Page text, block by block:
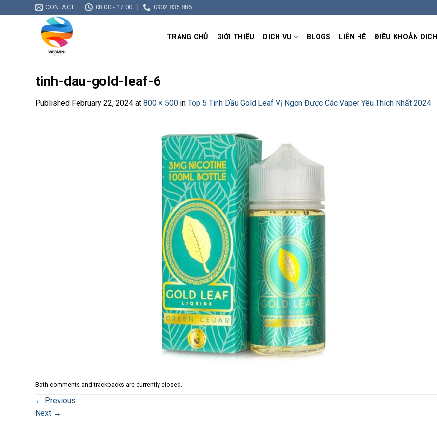
CONTACT 08:00 - 17:00 0902 835 886
TRANG CHỦ GIỚI THIỆU DỊCH VỤ BLOGS LIÊN HỆ ĐIỀU KHOẢN
tinh-dau-gold-leaf-6
Published February 22, 2024 at 800 × 500 in Top 5 Tinh Dầu Gold Leaf Vị Ngon Được Các Vaper Yêu Thích Nhất 2024
Both comments and trackbacks are currently closed.
← Previous
Next →